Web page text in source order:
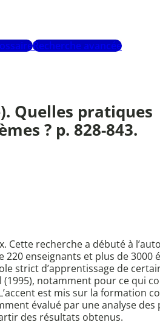
Recherche avancée
Quelles pratiques
? p. 828-843.
recherche a débuté à
enseignants et plus de 3000
strict d’apprentissage de
notamment pour ce qui
est mis sur la formation
évalué par une analyse des
des résultats obtenus.